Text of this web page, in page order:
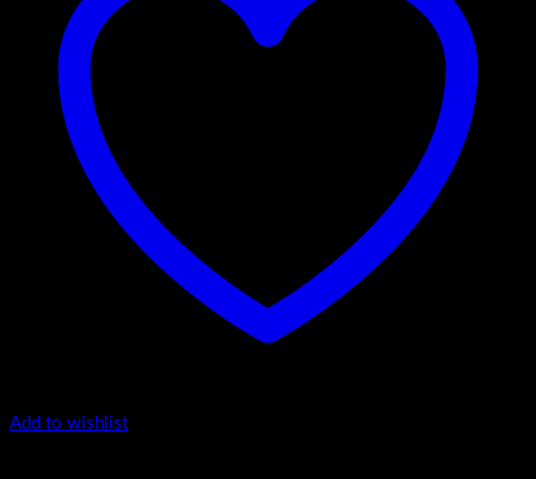
Add to wishlist